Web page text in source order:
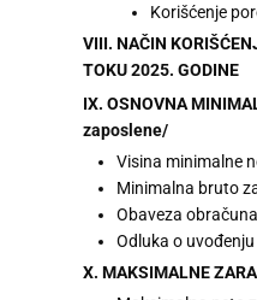
Korišćenje
VIII. NAČIN
TOKU 2025. GODINE
IX. OSNOVNA
zaposlene/
Visina minimalne
Minimalna bruto
Obaveza
Odluka o
X. MAKSIMALNE